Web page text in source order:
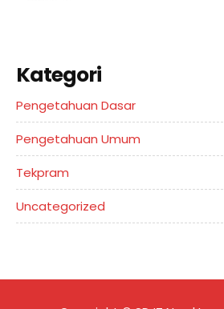
Kategori
Pengetahuan Dasar
Pengetahuan Umum
Tekpram
Uncategorized